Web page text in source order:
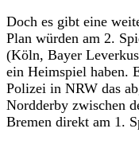
Doch es gibt eine
Plan würden am 2.
(Köln, Bayer
ein Heimspiel haben.
Polizei in NRW das
Nordderby zwischen
Bremen direkt am 1.